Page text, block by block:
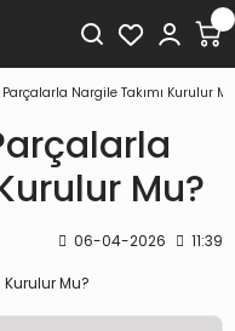
Parçalarla Nargile Takımı Kurulur
Mu?
06-04-2026 11:39